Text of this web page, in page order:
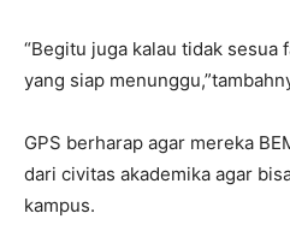
“Begitu juga kalau tidak sesua
yang siap
GPS berharap agar mereka
dari civitas akademika agar
kampus.